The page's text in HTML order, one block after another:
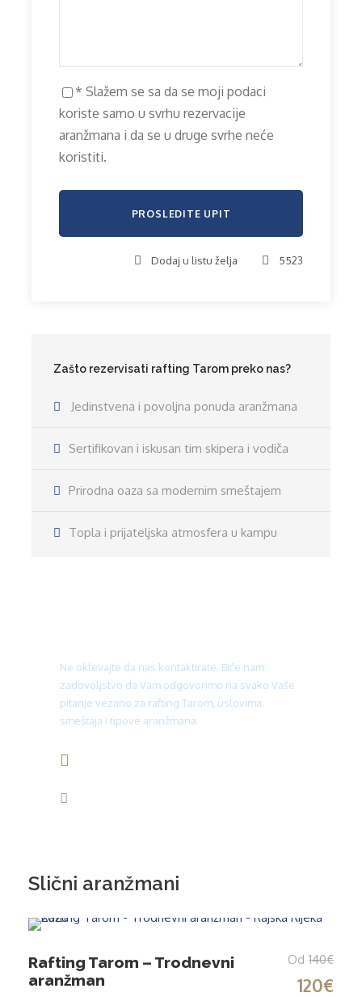
* Slažem se sa da se moji podaci
koriste samo u svrhu rezervacije
aranžmana i da se u druge svrhe neće
koristiti.
Dodaj u listu želja 5523
Zašto rezervisati rafting Tarom preko nas?
Jedinstvena i povoljna ponuda aranžmana
Sertifikovan i iskusan tim skipera i vodiča
Prirodna oaza sa modernim smeštajem
Topla i prijateljska atmosfera u kampu
Ne oklevajte da nas kontaktirate. Biće nam
zadovoljstvo da Vam odgovorimo na svako Vaše
pitanje vezano za rafting Tarom, uslovima
smeštaja i tipove aranžmana.
Slični aranžmani
Rafting Tarom – Trodnevni
aranžman
Od 140€
120€